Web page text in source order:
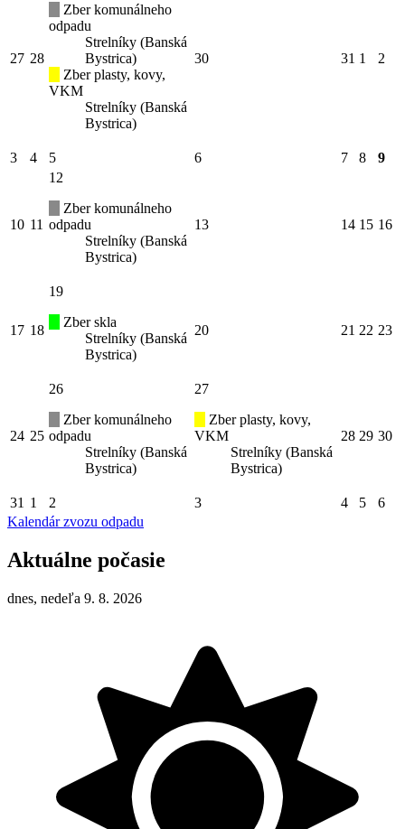
27 28
Zber komunálneho
odpadu
Strelníky (Banská
Bystrica)
Zber plasty, kovy,
VKM
Strelníky (Banská
Bystrica)
30 31 1 2
3 4 5 6 7 8 9
10 11
12
Zber komunálneho
odpadu
Strelníky (Banská
Bystrica)
13 14 15 16
17 18
19
Zber skla
Strelníky (Banská
Bystrica)
20 21 22 23
24 25
26
Zber komunálneho
odpadu
Strelníky (Banská
Bystrica)
27
Zber plasty, kovy,
VKM
Strelníky (Banská
Bystrica)
28 29 30
31 1 2 3 4 5
6
Kalendár zvozu odpadu
Aktuálne počasie
dnes, nedeľa 9. 8. 2026